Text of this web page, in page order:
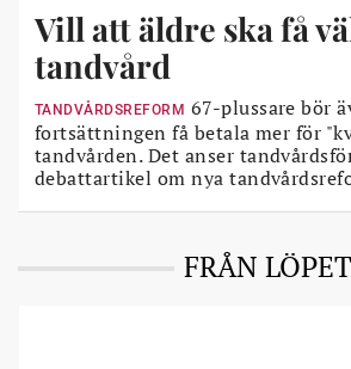
Vill att äldre ska få
tandvård
TANDVÅRDSREFORM 67-plussare bör
fortsättningen få betala mer för
tandvården. Det anser
debattartikel om nya
FRÅN LÖPET